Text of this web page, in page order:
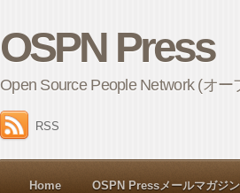
OSPN Press
Open Source People Network (オ
RSS
Home OSPN Pressメールマガジン